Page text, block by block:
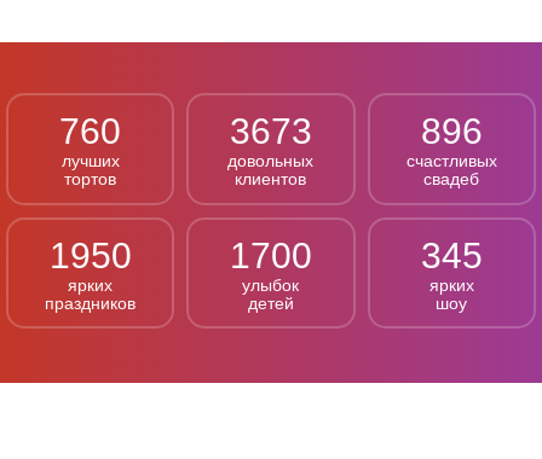
760
лучших
тортов
3673
довольных
клиентов
896
счастливых
свадеб
1950
ярких
праздников
1700
улыбок
детей
345
ярких
шоу